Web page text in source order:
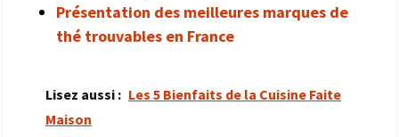
Présentation des meilleures marques de
thé trouvables en France
Lisez aussi : Les 5 Bienfaits de la Cuisine Faite
Maison